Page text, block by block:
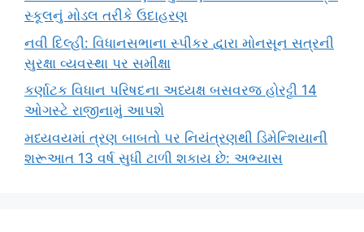
સ્કૂલનું મોડલ તરીકે ઉદાહરણ
નવી દિલ્હી: વિધાનસભાના સ્પીકર દ્વારા મોનસૂન સત્રની
સુરક્ષા વ્યવસ્થા પર સમીક્ષા
કર્ણાટક વિધાન પરિષદના અધ્યક્ષ બસવરજ હોરટ્ટી 14
ઓગસ્ટે રાજીનામું આપશે
મધ્યવયમાં ત્રણ બાબતો પર નિયંત્રણથી ડિમેન્શિયાની
શરૂઆત 13 વર્ષ સુધી ટાળી શકાય છે: અભ્યાસ